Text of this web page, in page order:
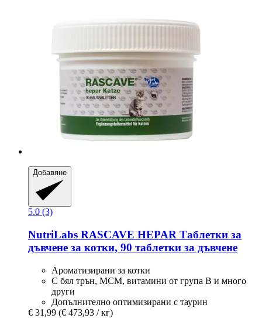
Добавяне
5.0 (3)
NutriLabs RASCAVE HEPAR Таблетки за
дъвчене за котки, 90 таблетки за дъвчене
Ароматизирани за котки
С бял трън, МСМ, витамини от група В и много
други
Допълнително оптимизирани с таурин
€ 31,99 (€ 473,93 / кг)